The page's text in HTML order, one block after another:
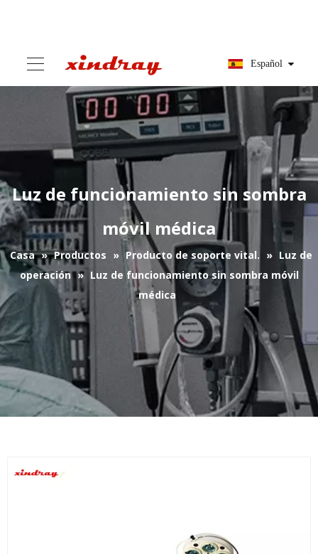
Luz de funcionamiento sin sombra
móvil médica
Casa » Productos Producto de soporte vital.
Luz de
operación »
Luz de funcionamiento sin sombra móvil
médica